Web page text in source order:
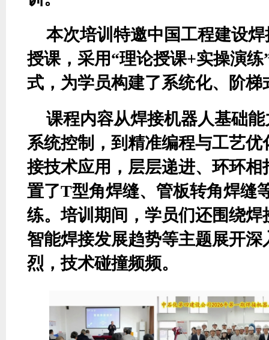
本次培训特邀中国工程建设
授课，采用“理论授课+实操演
式，为学员构建了系统化、阶梯
课程内容从焊接机器人基础
系统控制，到精准编程与工艺
接技术应用，层层递进、环环
置了T型角焊缝、管板转角焊缝
练。培训期间，学员们还围绕
智能焊接发展趋势等主题展开
烈，技术碰撞频频。